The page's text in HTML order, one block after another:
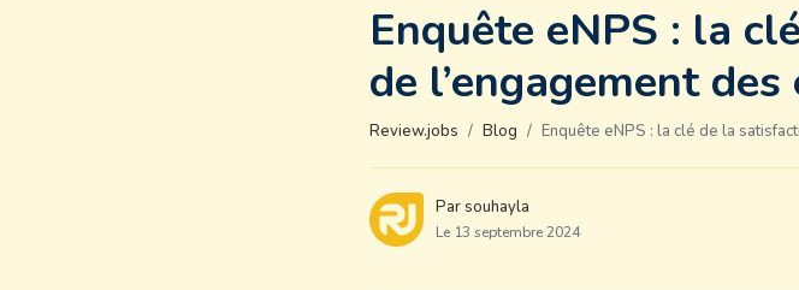
Enquête eNPS : la
de l’engagement
Review.jobs Blog Enquête eNPS : la clé de la
Par souhayla
Le 13 septembre 2024